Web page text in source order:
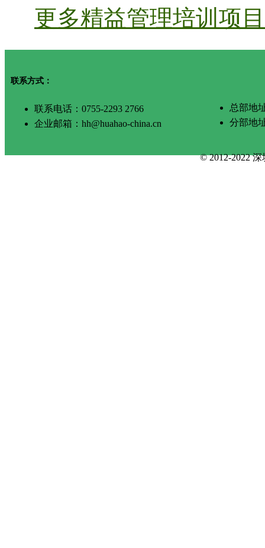
更多精益管理培训项
联系方式：
联系电话：0755-2293 2766
企业邮箱：hh@huahao-china.cn
总部地
分部地
© 2012-2022